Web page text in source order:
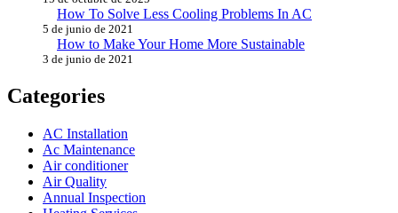
How To Solve Less Cooling Problems In AC
5 de junio de 2021
How to Make Your Home More Sustainable
3 de junio de 2021
Categories
AC Installation
Ac Maintenance
Air conditioner
Air Quality
Annual Inspection